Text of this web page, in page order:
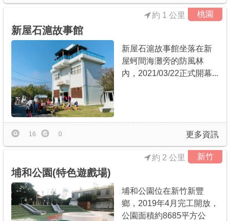
桃園
約 1 公里
新屋石滬故事館
新屋石滬故事館坐落在新
屋蚵間海灘旁的防風林
內，2021/03/22正式開幕...
更多資訊
16 0
新竹
約 2 公里
埔和公園(特色遊戲場)
埔和公園位在新竹新豐
鄉，2019年4月完工開放，
公園面積約8685平方公